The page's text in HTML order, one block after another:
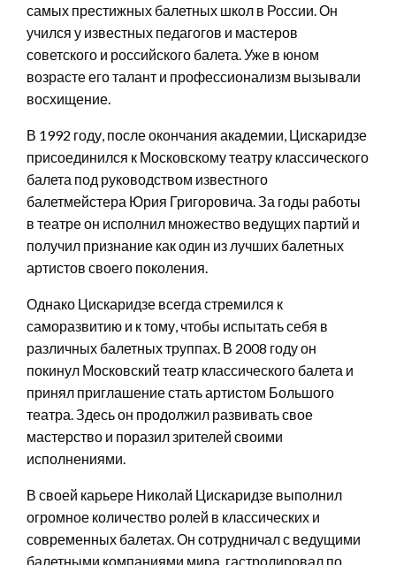
самых престижных балетных школ в России. Он
учился у известных педагогов и мастеров
советского и российского балета. Уже в юном
возрасте его талант и профессионализм вызывали
восхищение.
В 1992 году, после окончания академии, Цискаридзе
присоединился к Московскому театру классического
балета под руководством известного
балетмейстера Юрия Григоровича. За годы работы
в театре он исполнил множество ведущих партий и
получил признание как один из лучших балетных
артистов своего поколения.
Однако Цискаридзе всегда стремился к
саморазвитию и к тому, чтобы испытать себя в
различных балетных труппах. В 2008 году он
покинул Московский театр классического балета и
принял приглашение стать артистом Большого
театра. Здесь он продолжил развивать свое
мастерство и поразил зрителей своими
исполнениями.
В своей карьере Николай Цискаридзе выполнил
огромное количество ролей в классических и
современных балетах. Он сотрудничал с ведущими
балетными компаниями мира, гастролировал по